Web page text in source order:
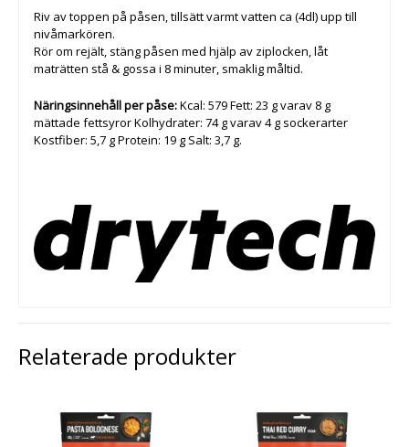
Riv av toppen på påsen, tillsätt varmt vatten ca (4dl) upp till
nivåmarkören.
Rör om rejält, stäng påsen med hjälp av ziplocken, låt
maträtten stå & gossa i 8 minuter, smaklig måltid.
Näringsinnehåll per påse:Kcal: 579 Fett: 23 g varav 8 g
mättade fettsyror Kolhydrater: 74 g varav 4 g sockerarter
Kostfiber: 5,7 g Protein: 19 g Salt: 3,7 g.
Relaterade produkter